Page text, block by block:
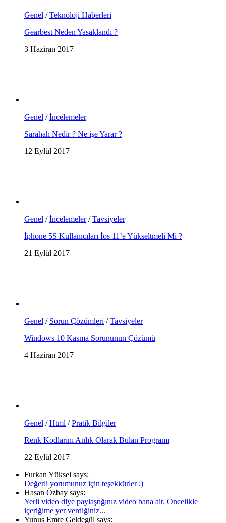
Genel /Teknoloji Haberleri
Gearbest Neden Yasaklandı ?
3 Haziran 2017
Genel /İncelemeler
Sarahah Nedir ? Ne işe Yarar ?
12 Eylül 2017
Genel /İncelemeler/Tavsiyeler
İphone 5S Kullanıcıları İos 11’e Yükseltmeli Mi ?
21 Eylül 2017
Genel / Sorun Çözümleri /Tavsiyeler
Windows 10 Kasma Sorununun Çözümü
4 Haziran 2017
Genel /Html /Pratik Bilgiler
Renk Kodlarını Anlık Olarak Bulan Programı
22 Eylül 2017
Furkan Yüksel says:
Değerli yorumunuz için teşekkürler :)
Hasan Özbay says:
Yerli video diye paylaştığınız video bana ait. Öncelikle
içeriğime yer verdiğiniz...
Yunus Emre Geldegül says: